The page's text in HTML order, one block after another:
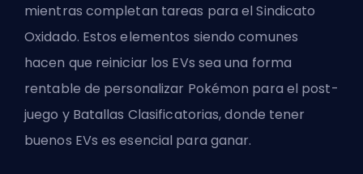
mientras completan tareas para el Sindicato
Oxidado. Estos elementos siendo comunes
hacen que reiniciar los EVs sea una forma
rentable de personalizar Pokémon para el post-
juego y Batallas Clasificatorias, donde tener
buenos EVs es esencial para ganar.